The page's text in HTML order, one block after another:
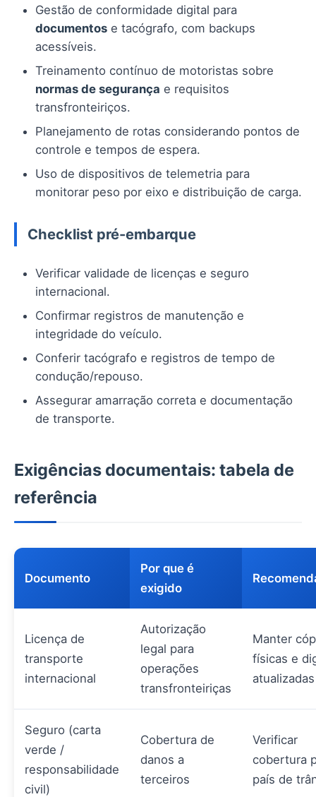
Gestão de conformidade digital para
documentos e tacógrafo, com backups
acessíveis.
Treinamento contínuo de motoristas sobre
normas de segurança e requisitos
transfronteiriços.
Planejamento de rotas considerando pontos de
controle e tempos de espera.
Uso de dispositivos de telemetria para
monitorar peso por eixo e distribuição de carga.
Checklist pré-embarque
Verificar validade de licenças e seguro
internacional.
Confirmar registros de manutenção e
integridade do veículo.
Conferir tacógrafo e registros de tempo de
condução/repouso.
Assegurar amarração correta e documentação
de transporte.
Exigências documentais: tabela de
referência
Documento
Por que é
exigido
Licença de
transporte
internacional
Autorização
legal para
operações
transfronteiriças
Manter
físicas e
atualizadas
Seguro (carta
verde /
responsabilidade
civil)
Cobertura de
danos a
terceiros
Verificar
cobertura
país de